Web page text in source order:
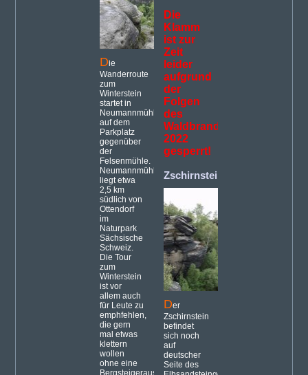
Die
Wanderroute
zum
Winterstein
startet in
Neumannmühle
auf dem
Parkplatz
gegenüber
der
Felsenmühle.
Neumannmühle
liegt etwa
2,5 km
südlich von
Ottendorf
im
Naturpark
Sächsische
Schweiz.
Die Tour
zum
Winterstein
ist vor
allem auch
für Leute zu
emphfehlen,
die gern
mal etwas
klettern
wollen
ohne eine
Bergsteigerausrüstung
Die
Klamm
ist zur
Zeit
leider
aufgrund
der
Folgen
des
Waldbrandes
2022
gesperrt!
Zschirnstein
Der
Zschirnstein
befindet
sich noch
auf
deutscher
Seite des